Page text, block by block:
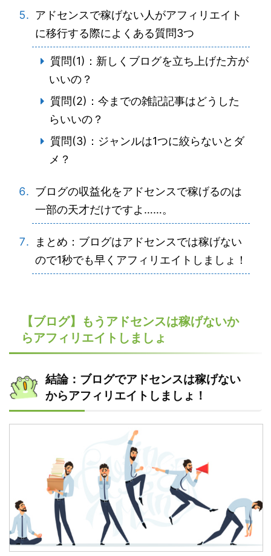
アドセンスで稼げない人がアフィリエイト
に移行する際によくある質問3つ
質問(1)：新しくブログを立ち上げた方が
いいの？
質問(2)：今までの雑記記事はどうした
らいいの？
質問(3)：ジャンルは1つに絞らないとダ
メ？
ブログの収益化をアドセンスで稼げるのは
一部の天才だけですよ……。
まとめ：ブログはアドセンスでは稼げない
ので1秒でも早くアフィリエイトしましょ！
【ブログ】もうアドセンスは稼げないか
らアフィリエイトしましょ
結論：ブログでアドセンスは稼げない
からアフィリエイトしましょ！